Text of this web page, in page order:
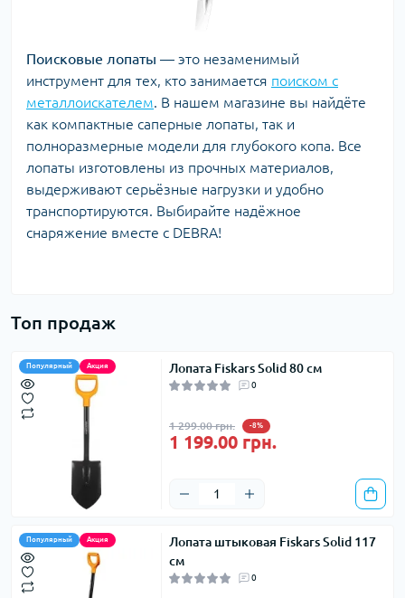
Поисковые лопаты — это незаменимый
инструмент для тех, кто занимается поиском с
металлоискателем. В нашем магазине вы найдёте
как компактные саперные лопаты, так и
полноразмерные модели для глубокого копа. Все
лопаты изготовлены из прочных материалов,
выдерживают серьёзные нагрузки и удобно
транспортируются. Выбирайте надёжное
снаряжение вместе с DEBRA!
Топ продаж
Популярный Акция Лопата Fiskars Solid 80 см
0
1 299.00 грн. -8%
1 199.00 грн.
Популярный Акция
Лопата штыковая Fiskars Solid 117
см
0